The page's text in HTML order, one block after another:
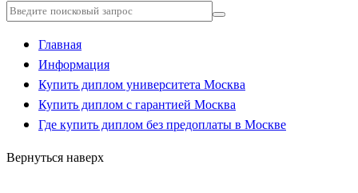
Главная
Информация
Купить диплом университета Москва
Купить диплом с гарантией Москва
Где купить диплом без предоплаты в Москве
Вернуться наверх